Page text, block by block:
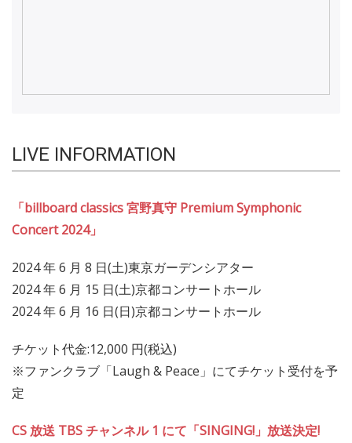
LIVE INFORMATION
「billboard classics 宮野真守 Premium Symphonic
Concert 2024」
2024 年 6 月 8 日(土)東京ガーデンシアター
2024 年 6 月 15 日(土)京都コンサートホール
2024 年 6 月 16 日(日)京都コンサートホール
チケット代金:12,000 円(税込)
※ファンクラブ「Laugh & Peace」にてチケット受付を予
定
CS 放送 TBS チャンネル 1 にて「SINGING!」放送決定!